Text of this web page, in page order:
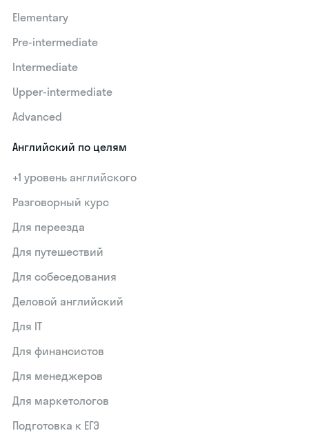
Elementary
Pre-intermediate
Intermediate
Upper-intermediate
Advanced
Английский по целям
+1 уровень английского
Разговорный курс
Для переезда
Для путешествий
Для собеседования
Деловой английский
Для IT
Для финансистов
Для менеджеров
Для маркетологов
Подготовка к ЕГЭ